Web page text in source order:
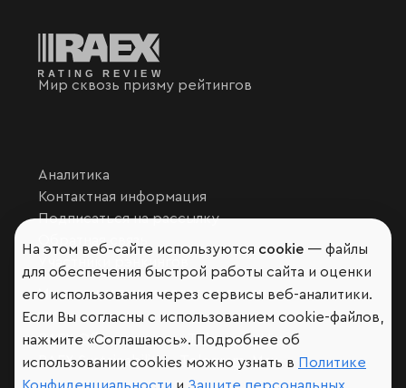
Мир сквозь призму рейтингов
Аналитика
Контактная информация
Подписаться на рассылку
Обратная связь
Участники рэнкингов
Мы в социальных сетях и мессенджерах
VK
RAEX Образование – Telegram,Max
RAEX Sustainability –Telegram,Max
На этом веб-сайте используются cookie — файлы
для обеспечения быстрой работы сайта и оценки
его использования через сервисы веб-аналитики.
Если Вы согласны с использованием cookie-файлов,
нажмите «Соглашаюсь». Подробнее об
использовании cookies можно узнать в Политике